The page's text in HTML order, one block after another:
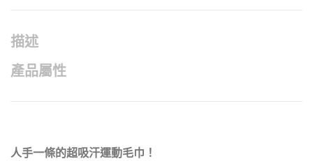
描述
產品屬性
人手一條的超吸汗運動毛巾！